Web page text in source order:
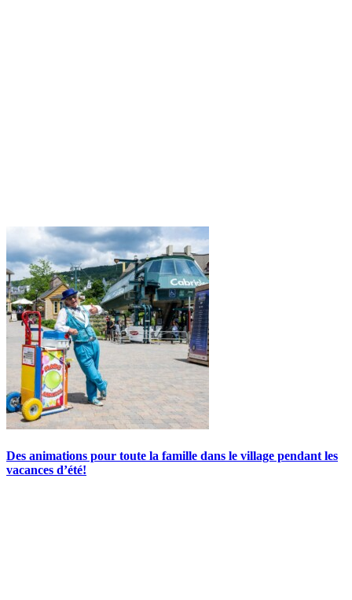
Des animations pour toute la famille dans le village pendant les
vacances d’été!